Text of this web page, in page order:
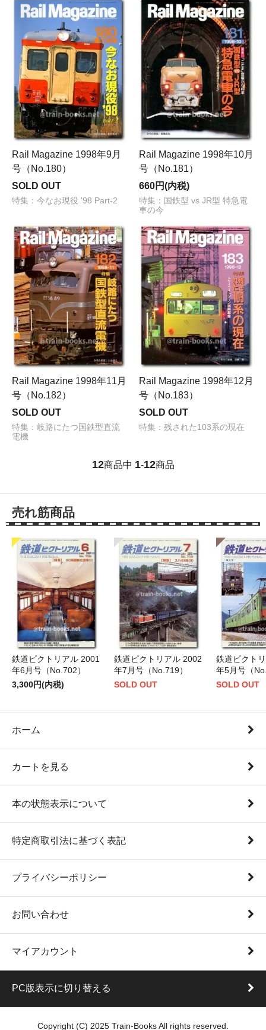
Rail Magazine 1998年9月
号（No.180）
SOLD OUT
特集：今なお現役 '98 Part-2
Rail Magazine 1998年10月
号（No.181）
660円(内税)
特集：国鉄型 vs JR型 特急電
車の今
Rail Magazine 1998年11月
号（No.182）
SOLD OUT
特集：岐路にたつ国鉄型直流
電機
Rail Magazine 1998年12月
号（No.183）
SOLD OUT
特集：残された103系の現在
12商品中 1-12商品
売れ筋商品
鉄道ピクトリアル 2001
年6月号（No.702）
3,300円(内税)
鉄道ピクトリアル 2002
年7月号（No.719）
SOLD OUT
鉄道ピクト
年5月号（
SOLD OUT
ホーム
カートを見る
本の状態表示について
特定商取引法に基づく表記
プライバシーポリシー
お問い合わせ
マイアカウント
PC版表示に切り替える
Copyright (C) 2025 Train-Books All rights reserved.